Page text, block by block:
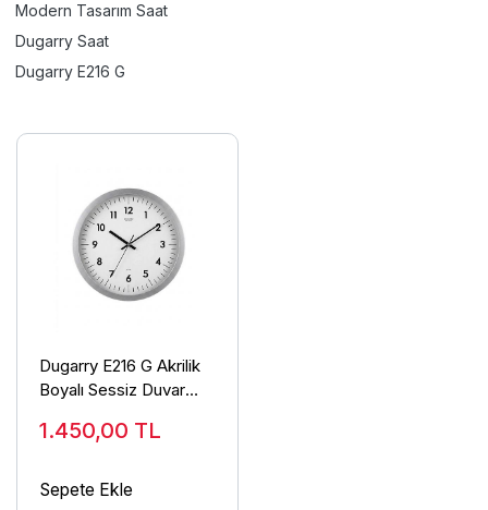
Modern Tasarım Saat
Dugarry Saat
Dugarry E216 G
Dugarry E216 G Akrilik
Boyalı Sessiz Duvar
1.450,00 TL
Sepete Ekle